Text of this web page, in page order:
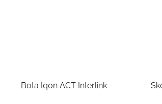
Bota Iqon ACT Interlink